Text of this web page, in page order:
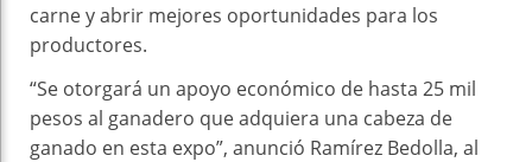
carne y abrir mejores oportunidades para los
productores.
“Se otorgará un apoyo económico de hasta 25 mil
pesos al ganadero que adquiera una cabeza de
ganado en esta expo”, anunció Ramírez Bedolla, al